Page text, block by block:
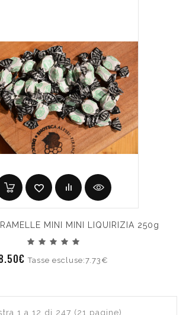
MINI MINI LIQUIRIZIA 250g
Tasse escluse:7.73€
1 a 12 di 247 (21 pagine)